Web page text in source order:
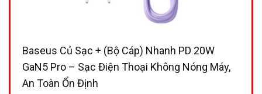
Baseus Củ Sạc + (Bộ Cáp) Nhanh PD 20W
GaN5 Pro – Sạc Điện Thoại Không Nóng Máy,
An Toàn Ổn Định